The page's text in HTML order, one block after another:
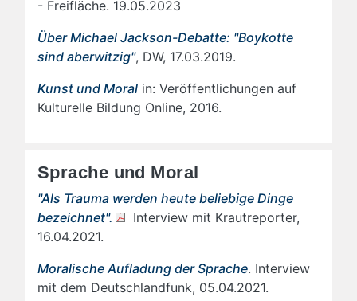
- Freifläche. 19.05.2023
Über Michael Jackson-Debatte: "Boykotte
sind aberwitzig", DW, 17.03.2019.
Kunst und Moral in: Veröffentlichungen auf
Kulturelle Bildung Online, 2016.
Sprache und Moral
"Als Trauma werden heute beliebige Dinge
bezeichnet".
Interview mit Krautreporter,
16.04.2021.
Moralische Aufladung der Sprache. Interview
mit dem Deutschlandfunk, 05.04.2021.